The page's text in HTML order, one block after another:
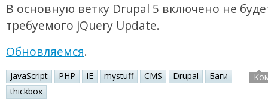
В основную ветку Drupal 5 включено не
требуемого jQuery Update.
Обновляемся.
JavaScript PHP IE mystuff CMS Drupal
Баги
thickbox